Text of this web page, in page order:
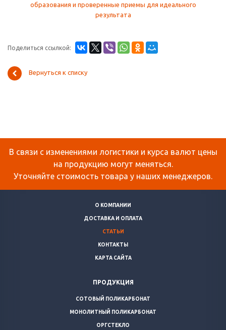
образования и проверенные приемы для идеального
результата
Поделиться ссылкой:
Вернуться к списку
В связи с изменениями логистики и курса валют цены
на продукцию могут меняться.
Уточняйте стоимость товара у наших менеджеров.
О КОМПАНИИ
ДОСТАВКА И ОПЛАТА
СТАТЬИ
КОНТАКТЫ
КАРТА САЙТА
ПРОДУКЦИЯ
СОТОВЫЙ ПОЛИКАРБОНАТ
МОНОЛИТНЫЙ ПОЛИКАРБОНАТ
ОРГСТЕКЛО